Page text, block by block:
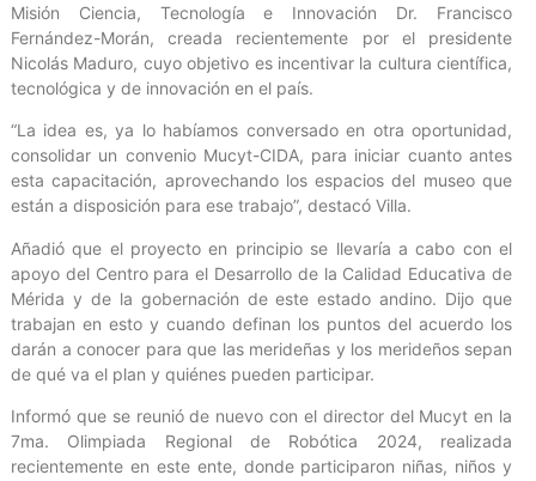
Misión Ciencia, Tecnología e Innovación Dr. Francisco
Fernández-Morán, creada recientemente por el presidente
Nicolás Maduro, cuyo objetivo es incentivar la cultura científica,
tecnológica y de innovación en el país.
“La idea es, ya lo habíamos conversado en otra oportunidad,
consolidar un convenio Mucyt-CIDA, para iniciar cuanto antes
esta capacitación, aprovechando los espacios del museo que
están a disposición para ese trabajo”, destacó Villa.
Añadió que el proyecto en principio se llevaría a cabo con el
apoyo del Centro para el Desarrollo de la Calidad Educativa de
Mérida y de la gobernación de este estado andino. Dijo que
trabajan en esto y cuando definan los puntos del acuerdo los
darán a conocer para que las merideñas y los merideños sepan
de qué va el plan y quiénes pueden participar.
Informó que se reunió de nuevo con el director del Mucyt en la
7ma. Olimpiada Regional de Robótica 2024, realizada
recientemente en este ente, donde participaron niñas, niños y